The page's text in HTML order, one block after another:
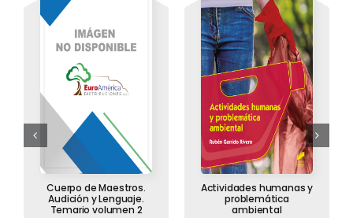
Cuerpo de Maestros.
Audición y Lenguaje.
Temario volumen 2
Actividades humanas y
problemática
ambiental